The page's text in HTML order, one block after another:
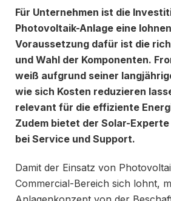
Für Unternehmen ist die
Photovoltaik-Anlage eine
Voraussetzung dafür ist die
und Wahl der Komponenten.
weiß aufgrund seiner
wie sich Kosten reduzieren
relevant für die effiziente
Zudem bietet der Solar-
bei Service und Support.
Damit der Einsatz von
Commercial-Bereich sich lohnt,